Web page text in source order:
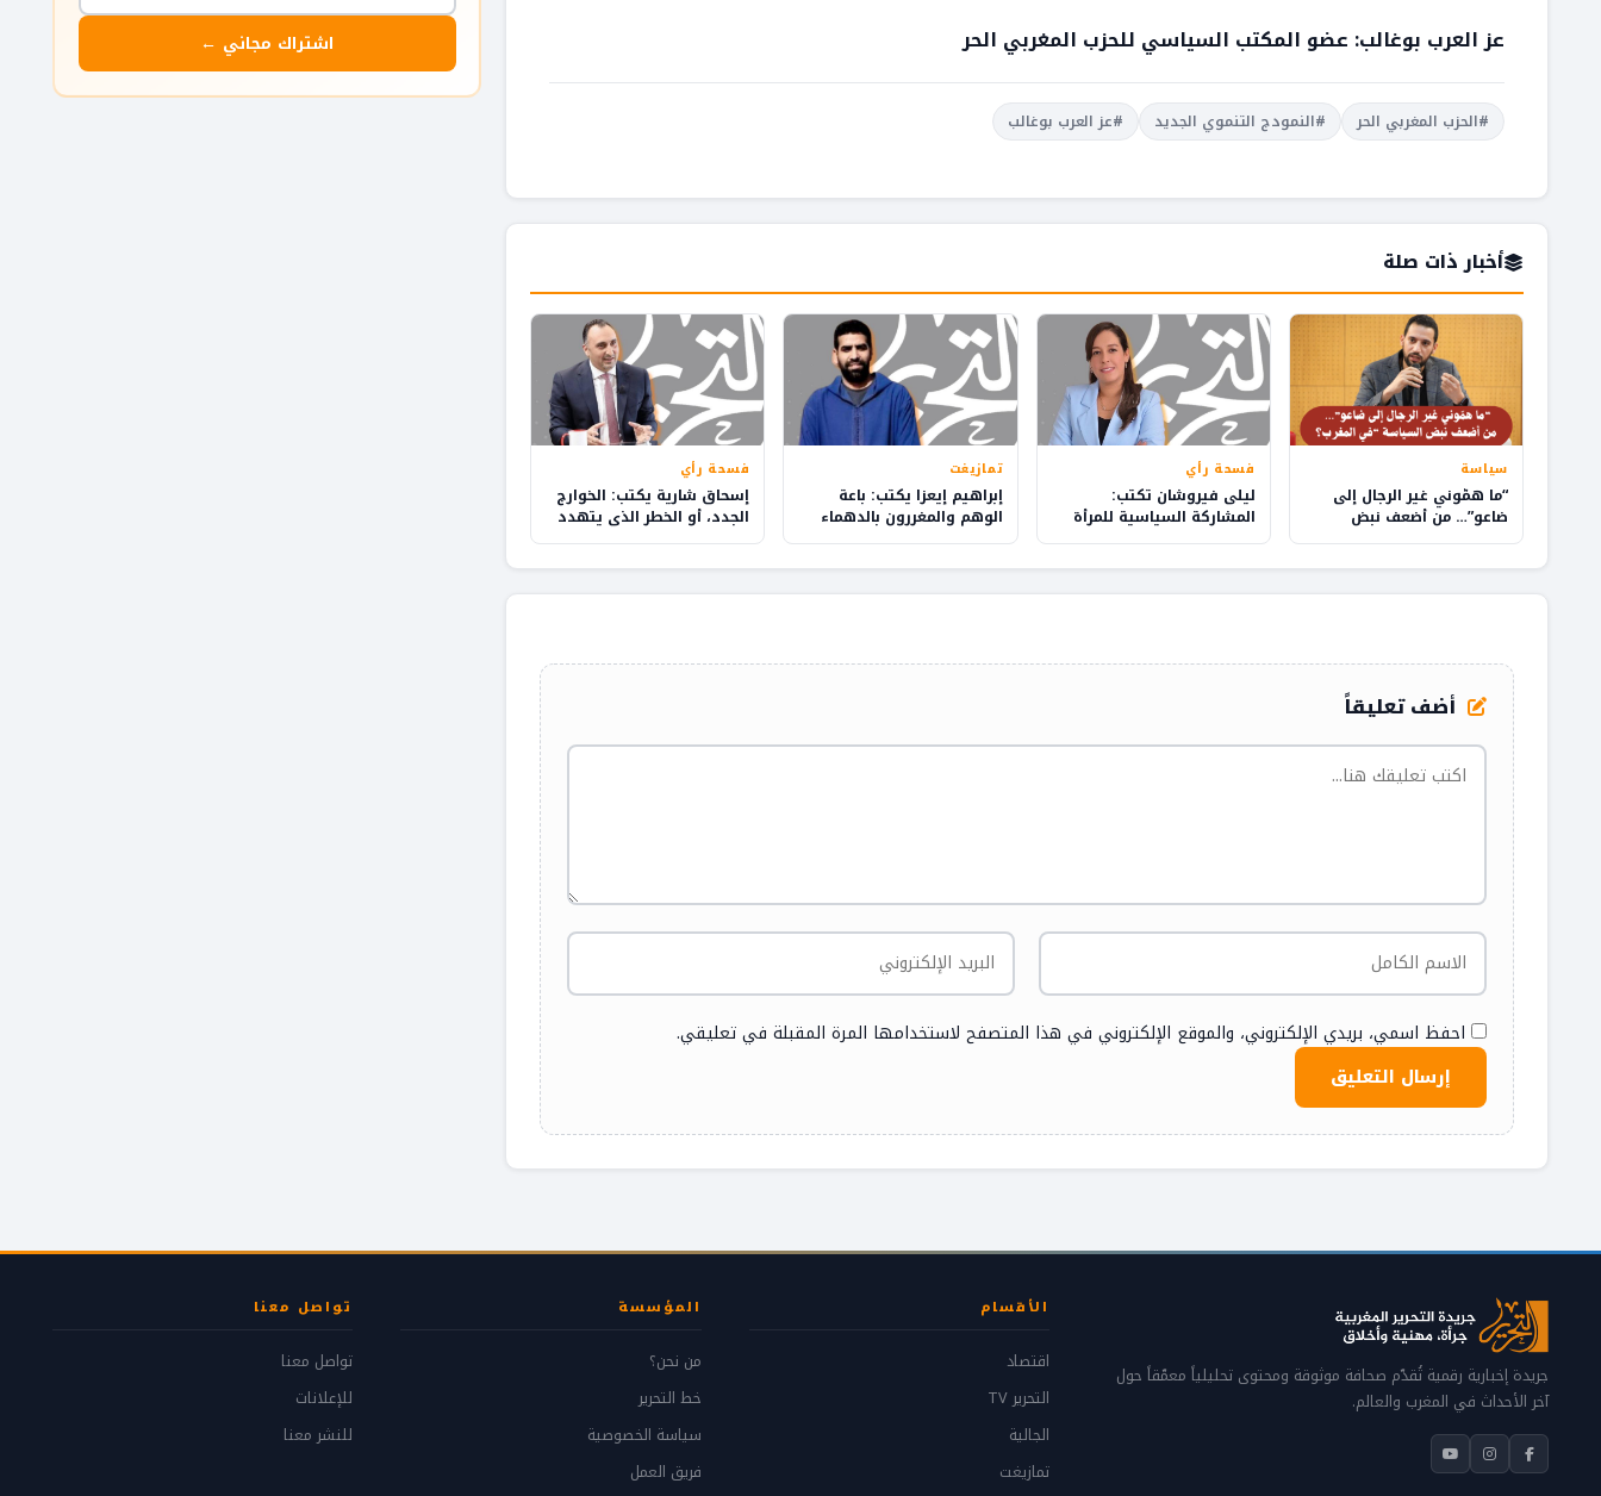
عز العرب بوغالب: عضو المكتب السياسي للحزب المغربي الحر
#الحزب المغربي الحر #النمودج التنموي الجديد #عز العرب بوغالب
أخبار ذات صلة
سياسة
“ما همّوني غير الرجال إلى
ضاعو”… من أضعف نبض
السياسة في المغرب؟
فسحة رأي
ليلى فيروشان تكتب:
المشاركة السياسية للمرأة
المغربية: بين الضمانات
تمازيغت
إبراهيم إيعزا يكتب: باعة
الوهم والمغررون بالدهماء
فسحة رأي
إسحاق شارية يكتب: الخوارج
الجدد، أو الخطر الذي يتهدد
الدولة
أضف تعليقاً
احفظ اسمي، بريدي الإلكتروني، والموقع الإلكتروني في هذا المتصفح لاستخدامها المرة المقبلة في تعليقي.
اشتراك مجاني ←
جريدة إخبارية رقمية تُقدّم صحافة موثوقة ومحتوى تحليلياً معمّقاً حول
آخر الأحداث في المغرب والعالم.
الأقسام
اقتصاد
التحرير TV
الجالية
تمازيغت
المؤسسة
من نحن؟
خط التحرير
سياسة الخصوصية
فريق العمل
تواصل معنا
تواصل معنا
للإعلانات
للنشر معنا